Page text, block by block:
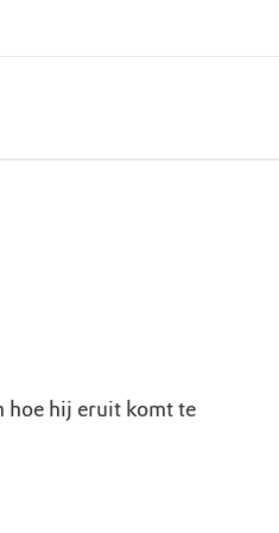
hoe hij eruit komt te